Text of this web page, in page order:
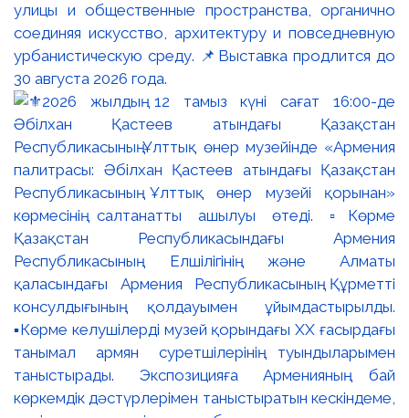
улицы и общественные пространства, органично
соединяя искусство, архитектуру и повседневную
урбанистическую среду. 📌Выставка продлится до
30 августа 2026 года.